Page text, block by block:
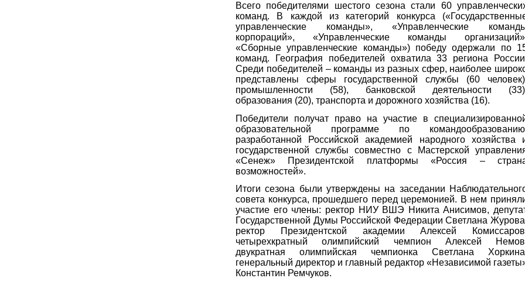
Всего победителями шестого сезона стали 60
команд. В каждой из категорий конкурса
управленческие команды», «Управленческие
корпораций», «Управленческие команды
«Сборные управленческие команды») победу одержали по
команд. География победителей охватила 33 региона
Среди победителей – команды из разных сфер, наиболее
представлены сферы государственной службы (60
промышленности (58), банковской деятельности
образования (20), транспорта и дорожного хозяйства (16).
Победители получат право на участие в
образовательной программе по
разработанной Российской академией народного хозяйства
государственной службы совместно с Мастерской
«Сенеж» Президентской платформы «Россия –
возможностей».
Итоги сезона были утверждены на заседании
совета конкурса, прошедшего перед церемонией. В нем
участие его члены: ректор НИУ ВШЭ Никита Анисимов,
Государственной Думы Российской Федерации Светлана
ректор Президентской академии Алексей
четырехкратный олимпийский чемпион Алексей
двукратная олимпийская чемпионка Светлана
генеральный директор и главный редактор «Независимой
Константин Ремчуков.